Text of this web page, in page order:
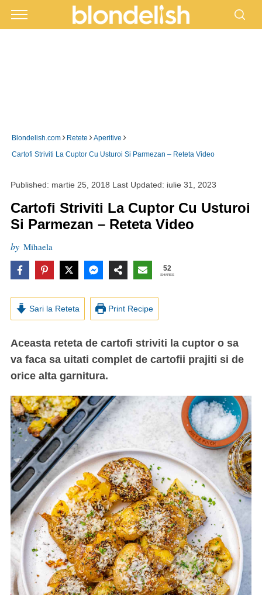
Blondelish.com › Retete ›Aperitive ›
Cartofi Striviti La Cuptor Cu Usturoi Si Parmezan – Reteta Video
Published: martie 25, 2018 Last Updated: iulie 31, 2023
Cartofi Striviti La Cuptor Cu Usturoi
Si Parmezan – Reteta Video
by Mihaela
52
SHARES
Sari la Reteta Print Recipe
Aceasta reteta de cartofi striviti la cuptor o sa
va faca sa uitati complet de cartofii prajiti si de
orice alta garnitura.